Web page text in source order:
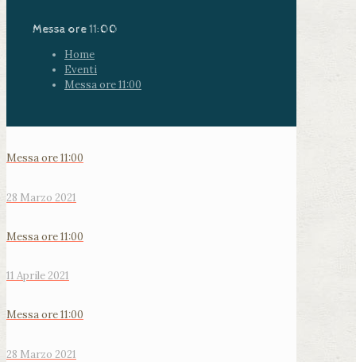
Messa ore 11:00
Home
Eventi
Messa ore 11:00
Messa ore 11:00
28 Marzo 2021
Messa ore 11:00
11 Aprile 2021
Messa ore 11:00
28 Marzo 2021